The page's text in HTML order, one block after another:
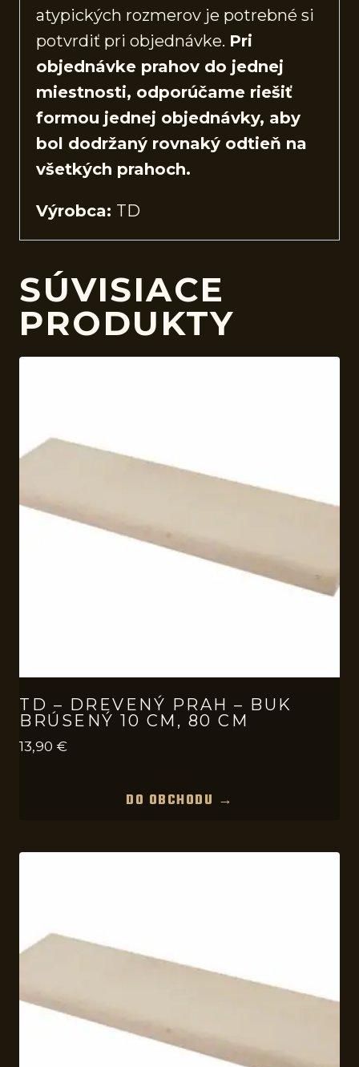
atypických rozmerov je potrebné si
potvrdiť pri objednávke. Pri
objednávke prahov do jednej
miestnosti, odporúčame riešiť
formou jednej objednávky, aby
bol dodržaný rovnaký odtieň na
všetkých prahoch.
Výrobca: TD
SÚVISIACE
PRODUKTY
TD – DREVENÝ PRAH – BUK
BRÚSENÝ 10 CM, 80 CM
13,90 €
DO OBCHODU →